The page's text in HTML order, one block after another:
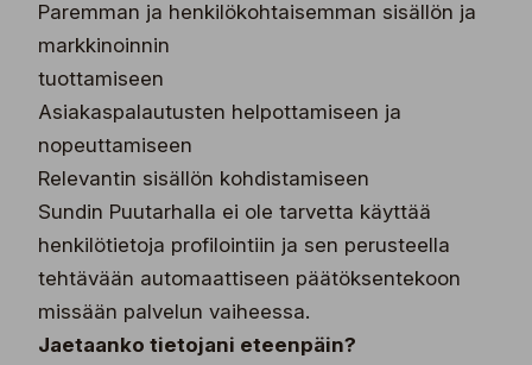
Paremman ja henkilökohtaisemman sisällön ja
markkinoinnin
tuottamiseen
Asiakaspalautusten helpottamiseen ja
nopeuttamiseen
Relevantin sisällön kohdistamiseen
Sundin Puutarhalla ei ole tarvetta käyttää
henkilötietoja profilointiin ja sen perusteella
tehtävään automaattiseen päätöksentekoon
missään palvelun vaiheessa.
Jaetaanko tietojani eteenpäin?